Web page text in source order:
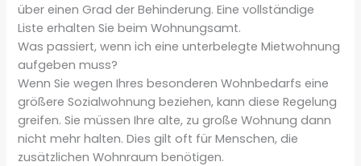
über einen Grad der Behinderung. Eine vollständige
Liste erhalten Sie beim Wohnungsamt.
Was passiert, wenn ich eine unterbelegte Mietwohnung
aufgeben muss?
Wenn Sie wegen Ihres besonderen Wohnbedarfs eine
größere Sozialwohnung beziehen, kann diese Regelung
greifen. Sie müssen Ihre alte, zu große Wohnung dann
nicht mehr halten. Dies gilt oft für Menschen, die
zusätzlichen Wohnraum benötigen.